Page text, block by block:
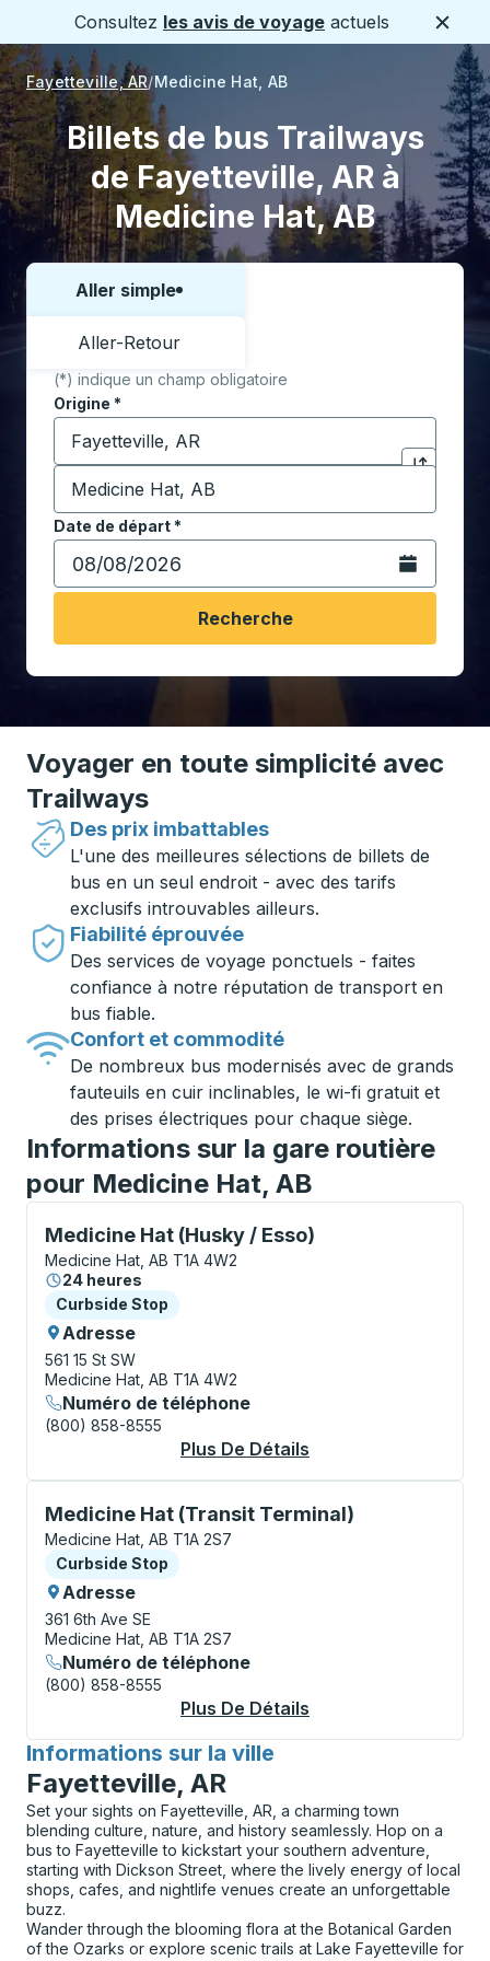
Consultez les avis de voyage actuels
Fayetteville, AR Medicine Hat, AB
Billets de bus Trailways
de Fayetteville, AR à
Medicine Hat, AB
Choisissez un sens ou un aller-retour:
Aller simple
Aller-Retour
(*) indique un champ obligatoire
Origine *
Commencez à saisir la ville d'origine pour ouvrir
Cliquez
Destination *
Commencez à saisir la ville de destination pour
Date de départ*
Tapez la date au format date Barre oblique du mois à
Ouvrez le
Recherche
Voyager en toute simplicité avec
Trailways
Des prix imbattables
L'une des meilleures sélections de billets de
bus en un seul endroit - avec des tarifs
exclusifs introuvables ailleurs.
Fiabilité éprouvée
Des services de voyage ponctuels - faites
confiance à notre réputation de transport en
bus fiable.
Confort et commodité
De nombreux bus modernisés avec de grands
fauteuils en cuir inclinables, le wi-fi gratuit et
des prises électriques pour chaque siège.
Informations sur la gare routière
pour Medicine Hat, AB
Medicine Hat (Husky / Esso)
Curbside Stop, utilisez les touches fléchées ou la
Medicine Hat, AB T1A 4W2
24 heures
Curbside Stop
Curbside Stop
Adresse
561 15 St SW
Medicine Hat, AB T1A 4W2
Numéro de téléphone
(800) 858-8555
Plus De Détails
Medicine Hat (Transit Terminal)
Curbside Stop, utilisez les touches fléchées ou la
Medicine Hat, AB T1A 2S7
Curbside Stop
Curbside Stop
Adresse
361 6th Ave SE
Medicine Hat, AB T1A 2S7
Numéro de téléphone
(800) 858-8555
Plus De Détails
Informations sur la ville
pour
Fayetteville, AR
Set your sights on Fayetteville, AR, a charming town
blending culture, nature, and history seamlessly. Hop on a
bus to Fayetteville to kickstart your southern adventure,
starting with Dickson Street, where the lively energy of local
shops, cafes, and nightlife venues create an unforgettable
buzz.
Wander through the blooming flora at the Botanical Garden
of the Ozarks or explore scenic trails at Lake Fayetteville for